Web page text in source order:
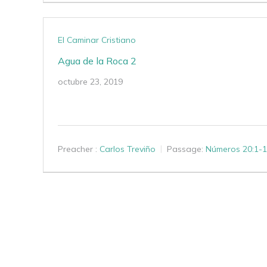
El Caminar Cristiano
Agua de la Roca 2
octubre 23, 2019
Preacher : Carlos Treviño Passage: Números 20:1-